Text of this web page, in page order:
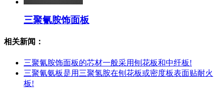
三聚氰胺饰面板
相关新闻：
三聚氰胺饰面板的芯材一般采用刨花板和中纤板!
三聚氰氨板是用三聚氢胺在刨花板或密度板表面贴耐火
板!